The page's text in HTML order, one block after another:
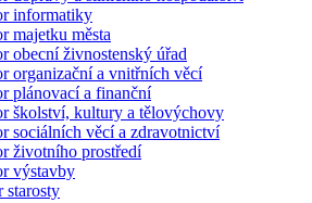
informatiky
majetku města
obecní živnostenský úřad
organizační a vnitřních věcí
plánovací a finanční
školství, kultury a tělovýchovy
sociálních věcí a zdravotnictví
životního prostředí
výstavby
starosty